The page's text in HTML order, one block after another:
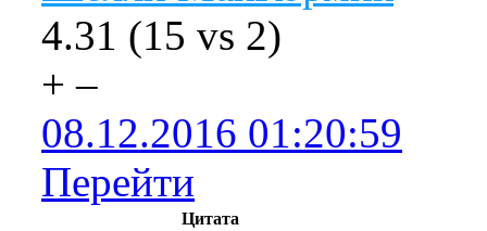
4.31 (15 vs 2)
+ –
08.12.2016 01:20:59
Перейти
Цитата